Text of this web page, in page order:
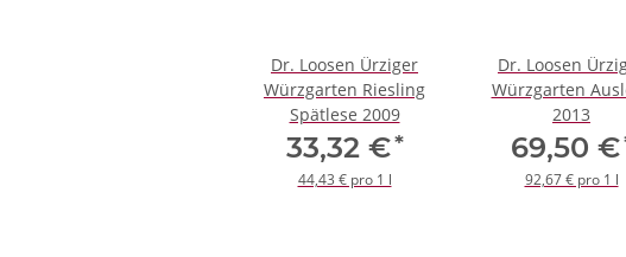
Dr. Loosen Ürziger
Würzgarten Riesling
Spätlese 2009
33,32 €*
44,43 € pro 1 l
Dr. Loosen
Würzgarten
2013
69,50
92,67 € pro 1 l